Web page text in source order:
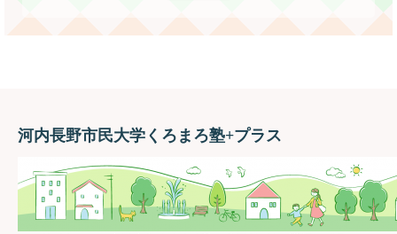
河内長野市民大学くろまろ塾+プラス